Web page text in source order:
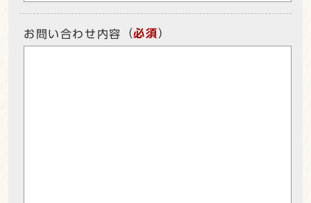
お問い合わせ内容 （必須）